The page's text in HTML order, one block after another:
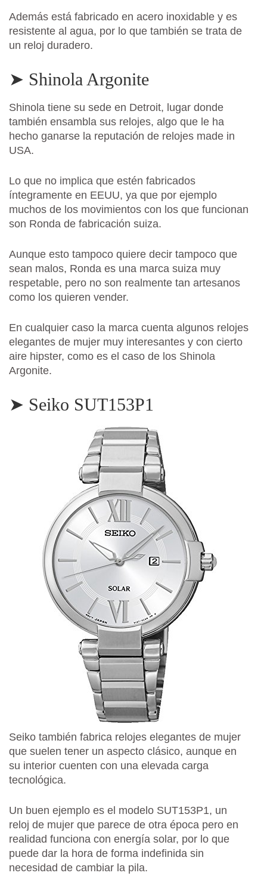
Además está fabricado en acero inoxidable y es
resistente al agua, por lo que también se trata de
un reloj duradero.
➤ Shinola Argonite
Shinola tiene su sede en Detroit, lugar donde
también ensambla sus relojes, algo que le ha
hecho ganarse la reputación de relojes made in
USA.
Lo que no implica que estén fabricados
íntegramente en EEUU, ya que por ejemplo
muchos de los movimientos con los que funcionan
son Ronda de fabricación suiza.
Aunque esto tampoco quiere decir tampoco que
sean malos, Ronda es una marca suiza muy
respetable, pero no son realmente tan artesanos
como los quieren vender.
En cualquier caso la marca cuenta algunos relojes
elegantes de mujer muy interesantes y con cierto
aire hipster, como es el caso de los Shinola
Argonite.
➤ Seiko SUT153P1
Seiko también fabrica relojes elegantes de mujer
que suelen tener un aspecto clásico, aunque en
su interior cuenten con una elevada carga
tecnológica.
Un buen ejemplo es el modelo SUT153P1, un
reloj de mujer que parece de otra época pero en
realidad funciona con energía solar, por lo que
puede dar la hora de forma indefinida sin
necesidad de cambiar la pila.